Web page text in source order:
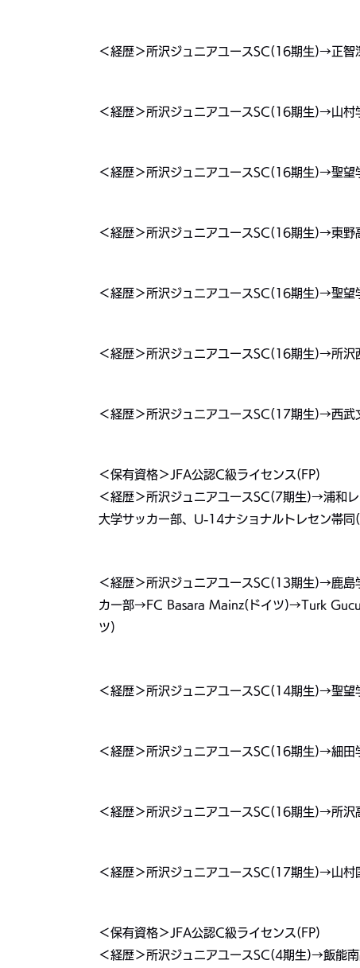
＜経歴＞所沢ジュニアユースSC(16期生)→正智
＜経歴＞所沢ジュニアユースSC(16期生)→山村
＜経歴＞所沢ジュニアユースSC(16期生)→聖望
＜経歴＞所沢ジュニアユースSC(16期生)→東野
＜経歴＞所沢ジュニアユースSC(16期生)→聖望
＜経歴＞所沢ジュニアユースSC(16期生)→所沢
＜経歴＞所沢ジュニアユースSC(17期生)→西武
＜保有資格＞JFA公認C級ライセンス(FP)
＜経歴＞所沢ジュニアユースSC(7期生)→浦和
大学サッカー部、U-14ナショナルトレセン帯
＜経歴＞所沢ジュニアユースSC(13期生)→鹿島
カー部→FC Basara Mainz(ドイツ)→Turk Gucu
ツ)
＜経歴＞所沢ジュニアユースSC(14期生)→聖望
＜経歴＞所沢ジュニアユースSC(16期生)→細田
＜経歴＞所沢ジュニアユースSC(16期生)→所沢
＜経歴＞所沢ジュニアユースSC(17期生)→山村
＜保有資格＞JFA公認C級ライセンス(FP)
＜経歴＞所沢ジュニアユースSC(4期生)→飯能